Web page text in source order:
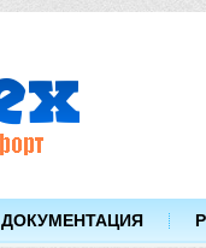
ДОКУМЕНТАЦИЯ